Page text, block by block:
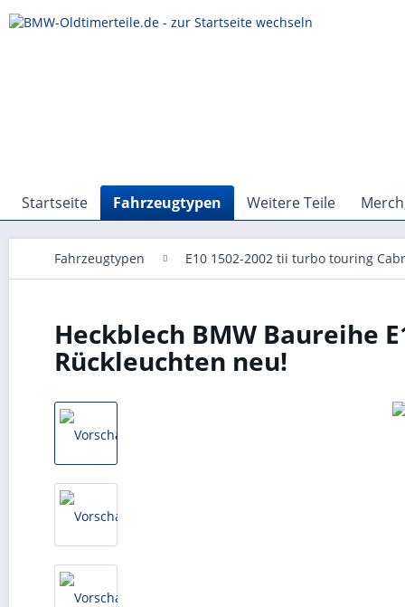
Startseite Fahrzeugtypen Weitere Teile
Fahrzeugtypen E10 1502-2002 tii turbo touring
Heckblech BMW Baureihe
Rückleuchten neu!